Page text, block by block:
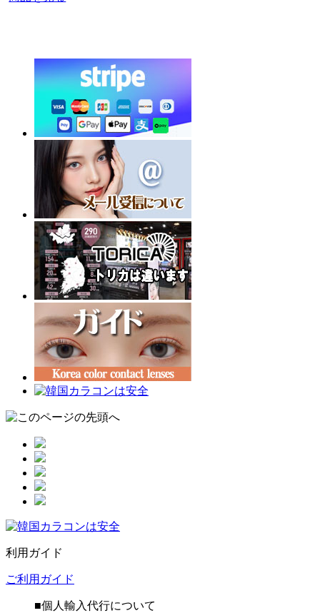
利用ガイド
ご利用ガイド
■個人輸入代行について